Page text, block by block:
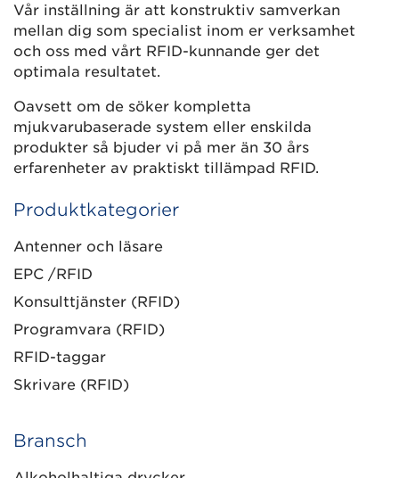
Vår inställning är att konstruktiv samverkan
mellan dig som specialist inom er verksamhet
och oss med vårt RFID-kunnande ger det
optimala resultatet.
Oavsett om de söker kompletta
mjukvarubaserade system eller enskilda
produkter så bjuder vi på mer än 30 års
erfarenheter av praktiskt tillämpad RFID.
Produktkategorier
Antenner och läsare
EPC /RFID
Konsulttjänster (RFID)
Programvara (RFID)
RFID-taggar
Skrivare (RFID)
Bransch